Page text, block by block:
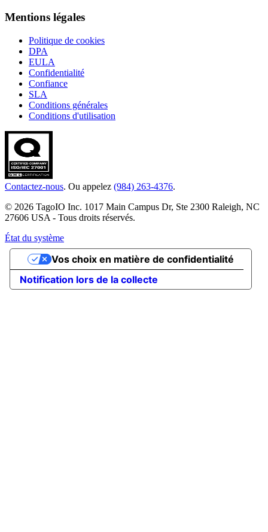
Mentions légales
Politique de cookies
DPA
EULA
Confidentialité
Confiance
SLA
Conditions générales
Conditions d'utilisation
Contactez-nous. Ou appelez (984) 263-4376.
© 2026 TagoIO Inc. 1017 Main Campus Dr, Ste 2300 Raleigh, NC
27606 USA - Tous droits réservés.
État du système
Notification lors de la collecte
Vos choix en matière de confidentialité